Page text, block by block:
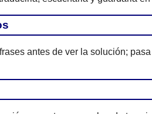
antes de ver la solución;